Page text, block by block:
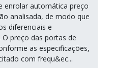
enrolar automática preço
analisada, de modo que
diferenciais e
preço das portas de
as especificações,
com frequ&ec...